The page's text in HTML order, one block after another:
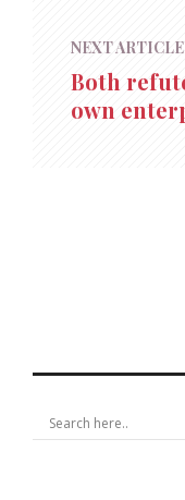
NEXT ARTICLE
Both
own